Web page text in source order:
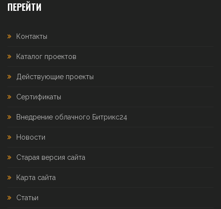
ПЕРЕЙТИ
Контакты
Каталог проектов
Действующие проекты
Сертификаты
Внедрение облачного Битрикс24
Новости
Старая версия сайта
Карта сайта
Статьи